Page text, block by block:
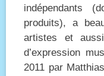
indépendants
produits), a
artistes et
d’expression
2011 par